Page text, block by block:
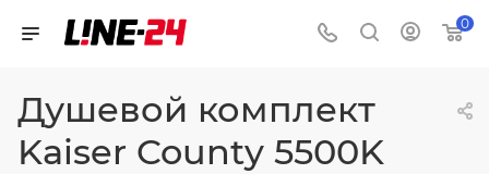
0
Душевой комплект
Kaiser County 5500K